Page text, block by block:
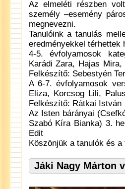
Az elmeléti részben
személy –esemény
megnevezni.
Tanulóink a tanulás
eredményekkel térhettek
4-5. évfolyamosok
Karádi Zara, Hajas
Felkészítő: Sebestyén
A 6-7. évfolyamosok
Eliza, Korcsog Lili,
Felkészítő: Rátkai István
Az Isten bárányai
Szabó Kíra Bianka) 3.
Edit
Köszönjük a tanulók és
Jáki Nagy Márton